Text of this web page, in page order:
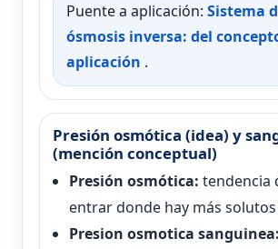
Puente a aplicación: Sistema
ósmosis inversa: del
aplicación .
Presión osmótica (idea) y
(mención conceptual)
Presión osmótica: tendencia
entrar donde hay más
Presion osmotica sanguinea: